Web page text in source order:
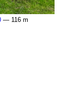
— 116 m